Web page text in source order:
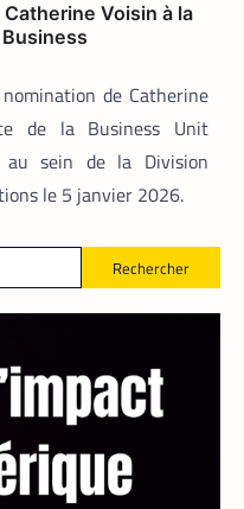
Voisin à la
de Catherine
de la Business Unit
au sein de la Division
le 5 janvier 2026.
Rechercher